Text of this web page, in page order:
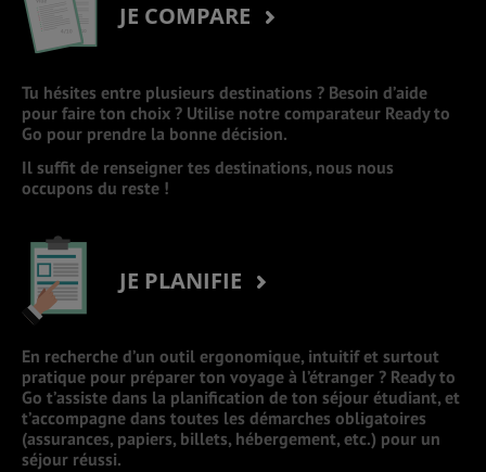
JE COMPARE
Tu hésites entre plusieurs destinations ? Besoin d’aide
pour faire ton choix ? Utilise notre comparateur Ready to
Go pour prendre la bonne décision.
Il suffit de renseigner tes destinations, nous nous
occupons du reste !
JE PLANIFIE
En recherche d’un outil ergonomique, intuitif et surtout
pratique pour préparer ton voyage à l’étranger ? Ready to
Go t’assiste dans la planification de ton séjour étudiant, et
t’accompagne dans toutes les démarches obligatoires
(assurances, papiers, billets, hébergement, etc.) pour un
séjour réussi.